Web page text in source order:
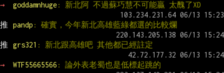
→ goddamnhuge: 新北阿 不過蘇巧慧不可能贏 太醜了XD
推 pandp : 確實，今年新北高雄藍綠都選的比較爛
推 grs321 : 新北跟高雄吧 其他都已經註定
→ WTF55665566 : 論外表老蜀也是低標起跳的